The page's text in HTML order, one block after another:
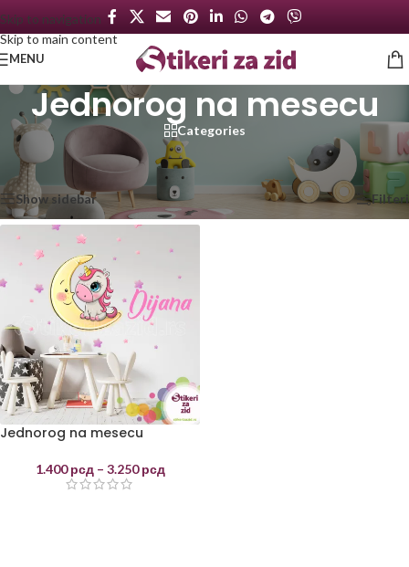
Skip to navigation
Skip to main content
MENU
Jednorog na mesecu
Categories
Početna
Proizvod označen „Jednorog na mesecu“
Prikazan jedan rezultat
Show sidebar Filteri
Jednorog na mesecu
1.400рсд – 3.250рсд